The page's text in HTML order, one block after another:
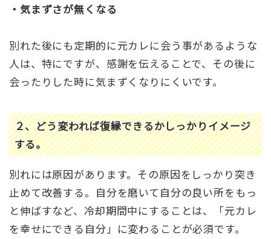
・気まずさが無くなる
別れた後にも定期的に元カレに会う事があるような
人は、特にですが、感謝を伝えることで、その後に
会ったりした時に気まずくなりにくいです。
２、どう変われば復縁できるかしっかりイメージ
する。
別れには原因があります。その原因をしっかり突き
止めて改善する。自分を磨いて自分の良い所をもっ
と伸ばすなど、冷却期間中にすることは、「元カレ
を幸せにできる自分」に変わることが必須です。